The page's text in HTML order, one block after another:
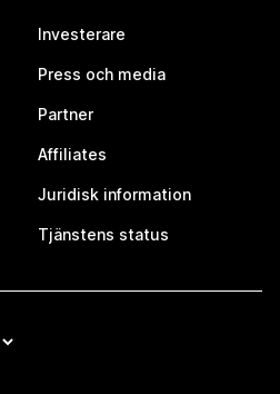
Investerare
Press och media
Partner
Affiliates
Juridisk information
Tjänstens status